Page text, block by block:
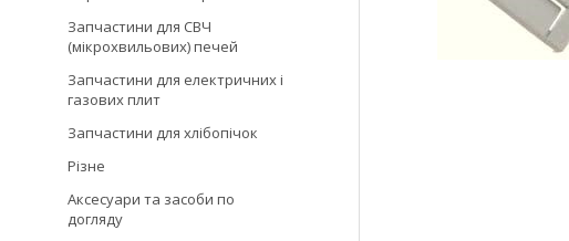
Запчастини для СВЧ
(мікрохвильових) печей
Запчастини для електричних і
газових плит
Запчастини для хлібопічок
Різне
Аксесуари та засоби по
догляду